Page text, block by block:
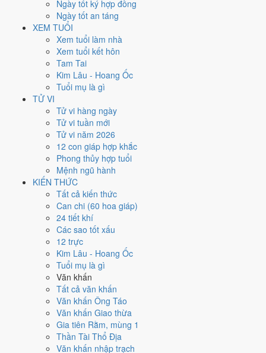
Ngày tốt ký hợp đồng
Ngày tốt an táng
XEM TUỔI
Xem tuổi làm nhà
Xem tuổi kết hôn
Tam Tai
Kim Lâu - Hoang Ốc
Tuổi mụ là gì
TỬ VI
Tử vi hàng ngày
Tử vi tuần mới
Tử vi năm 2026
12 con giáp hợp khắc
Phong thủy hợp tuổi
Mệnh ngũ hành
KIẾN THỨC
Tất cả kiến thức
Can chi (60 hoa giáp)
24 tiết khí
Các sao tốt xấu
12 trực
Kim Lâu - Hoang Ốc
Tuổi mụ là gì
Văn khấn
Tất cả văn khấn
Văn khấn Ông Táo
Văn khấn Giao thừa
Gia tiên Rằm, mùng 1
Thần Tài Thổ Địa
Văn khấn nhập trạch
Giáp Tý
Tân Sửu
Ngày Kỷ Dậu có TrựcTrừ(ngày trừ bỏ điều cũ, đón điều mới) nhưng
Huyền Vũ hắc đạo. Điểm trung bình 7 việc chính chỉ
Ngày Hung, cần thận trọng với các quyết định lớn khó đảo
Sửu, Tỵ, Thìnhợp ngày; tuổi
Ngày 29/8/2021 tốt hay xấu cho
việc gì?
Ngày 29/8/2021 đạt4.3/10
Cúng tế - lễ chùa (8/10) , thấp nhất là
. Trực Trừ (ngày trừ bỏ điều cũ, đón điều mới) nhưng gặp Sao
Huyền Vũ hắc đạo nên điểm từng việc chênh nhau như bảng dưới.
Cưới hỏi - đính hôn
Trung bình
Cưới hỏi - đính hôn hôm nay ở
Sao Phòng, nhưng Ngày Hắc Đạo kéo giảm điểm.
Cách tính ngày tốt